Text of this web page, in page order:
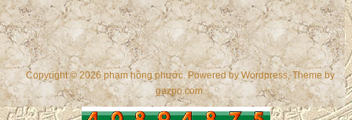
Copyright © 2026 phạm hồng phước. Powered byWordpress, Theme by
gazpo.com.